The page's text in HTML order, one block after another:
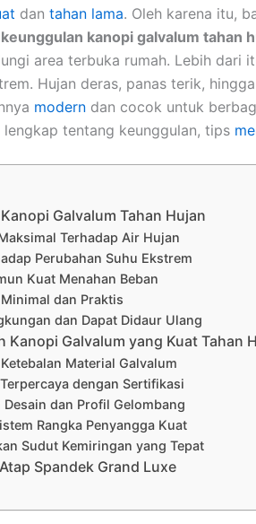
dan tahan lama. Oleh karena itu,
keunggulan kanopi galvalum tahan
area terbuka rumah. Lebih dari
Hujan deras, panas terik,
modern dan cocok untuk
lengkap tentang keunggulan, tips
Galvalum Tahan Hujan
Terhadap Air Hujan
Perubahan Suhu Ekstrem
Kuat Menahan Beban
dan Praktis
dan Dapat Didaur Ulang
Kanopi Galvalum yang Kuat Tahan
Material Galvalum
dengan Sertifikasi
Desain dan Profil Gelombang
Rangka Penyangga Kuat
Sudut Kemiringan yang Tepat
Spandek Grand Luxe